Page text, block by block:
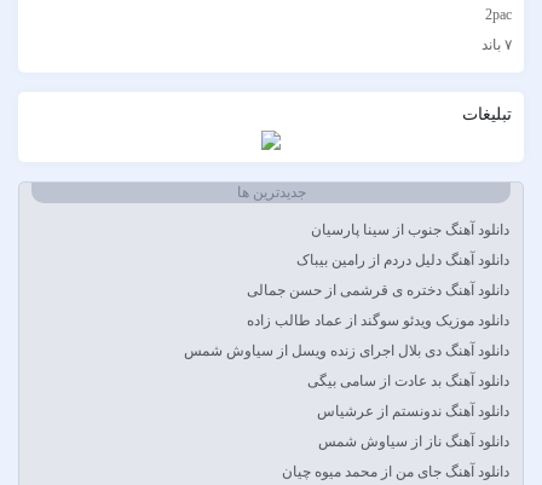
2pac
۷ باند
AFROJACK
Ahmadreza Habibiyan
Akon
Alexandra Stan
Amir Khalvat
Andre Schnura & Timmy Trumpet & Alexandra Stan
Anyma Ellie Goulding
Arsha Michaels
Aşkın Nur Yengi
Ava Max
تبلیغات
جدیدترین ها
دانلود آهنگ جنوب از سینا پارسیان
دانلود آهنگ دلیل دردم از رامین بیباک
دانلود آهنگ دختره ی قرشمی از حسن جمالی
دانلود موزیک ویدئو سوگند از عماد طالب زاده
دانلود آهنگ دی بلال اجرای زنده ویسل از سیاوش شمس
دانلود آهنگ بد عادت از سامی بیگی
دانلود آهنگ ندونستم از عرشیاس
دانلود آهنگ ناز از سیاوش شمس
دانلود آهنگ جای من از محمد میوه چیان